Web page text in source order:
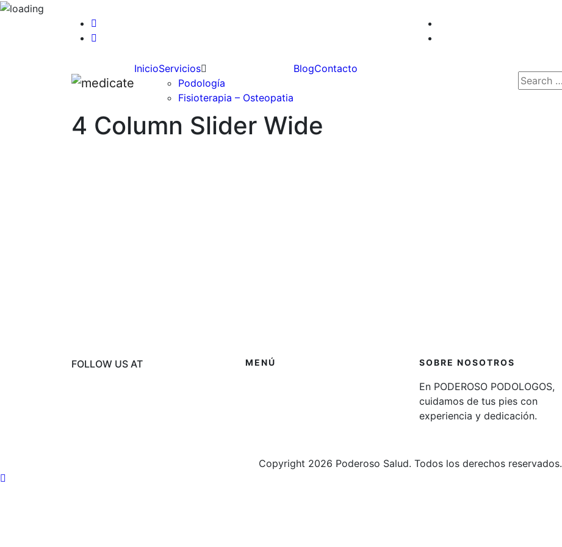
InicioServicios
Podología
Fisioterapia – Osteopatia
BlogContacto
4 Column Slider Wide
FOLLOW US AT MENÚ SOBRE NOSOTROS
En PODEROSO PODOLOGOS,
cuidamos de tus pies con
experiencia y dedicación.
Copyright 2026 Poderoso Salud. Todos los derechos reservados.